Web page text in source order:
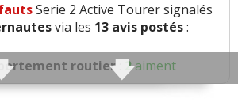
Serie 2 Active Tourer signalés
via les 13 avis postés:
routier 2aiment